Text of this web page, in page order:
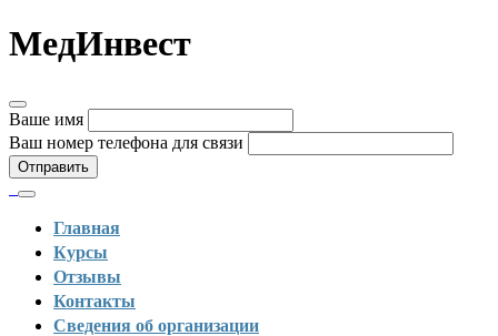
МедИнвест
Ваше имя
Ваш номер телефона для связи
Отправить
Главная
Курсы
Отзывы
Контакты
Сведения об организации